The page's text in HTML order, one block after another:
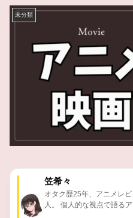
未分類
笠希々
オタク歴25年、アニメレ
人。 個人的な視点で語るア